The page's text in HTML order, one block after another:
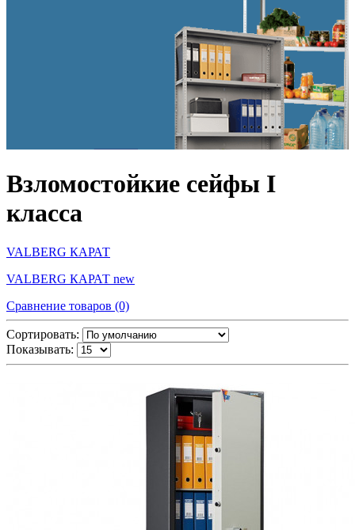
Взломостойкие сейфы I
класса
VALBERG КАРАТ
VALBERG КАРАТ new
Сравнение товаров (0)
Сортировать:
Показывать: